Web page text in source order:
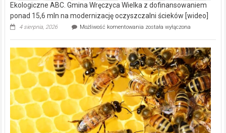
Ekologiczne ABC. Gmina Wręczyca Wielka z dofinansowaniem
ponad 15,6 mln na modernizację oczyszczalni ścieków [wideo]
4 sierpnia, 2026 Możliwość komentowania Ekologiczne
Wręczyca
Wielka
z
dofinansowaniem
ponad
15,6
mln
na
modernizację
oczyszczalni
została wyłączona